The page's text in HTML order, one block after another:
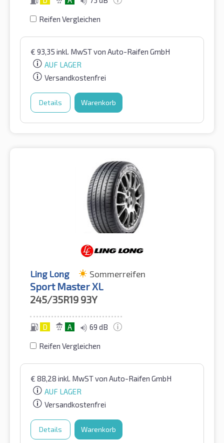
Reifen Vergleichen
€ 93,35 inkl. MwSTvon Auto-Raifen GmbH
AUF LAGER
Versandkostenfrei
Details Warenkorb
Ling Long Sommerreifen
Sport Master XL
245/35R19 93Y
D A 69 dB
Reifen Vergleichen
€ 88,28 inkl. MwSTvon Auto-Raifen GmbH
AUF LAGER
Versandkostenfrei
Details Warenkorb